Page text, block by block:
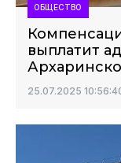
ОБЩЕСТВО
выплатит
25.07.2025